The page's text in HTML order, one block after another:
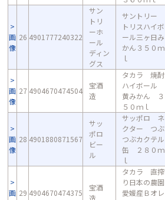
画
像
26 4901777240322
サン
トリ
ーホ
ール
ディン
グス
サントリー
トリスハイボ
ール三ヶ日み
かん３５０ｍ
ｌ
画
像
27 4904670474504
宝酒
造
タカラ 焼酎
ハイボール
黄みかん ３
５０ｍｌ
画
像
28 4901880871567
サッ
ポロ
ビー
ル
サッポロ ネ
クター つぶ
つぶカクテル
缶 ２８０ｍ
ｌ
画 29 4904670474375
宝酒
造
タカラ 直搾
り日本の農園
愛媛産Ｂオレ